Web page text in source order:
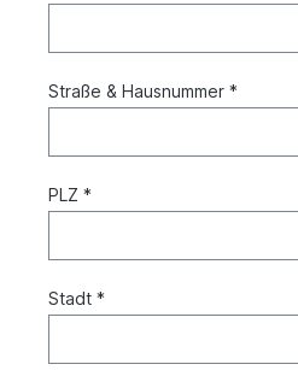
Straße & Hausnummer *
PLZ *
Stadt *